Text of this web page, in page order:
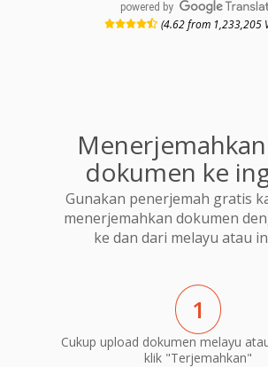
powered by
(4.62 from 1,233,205
dokumen ke
Gunakan penerjemah gratis
menerjemahkan dokumen
ke dan dari melayu atau
1
Cukup upload dokumen melayu
klik "Terjemahkan"